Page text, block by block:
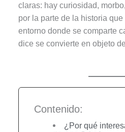
claras: hay curiosidad,
por la parte de la historia
entorno donde se comparte
dice se convierte en objeto
Contenido:
¿Por qué